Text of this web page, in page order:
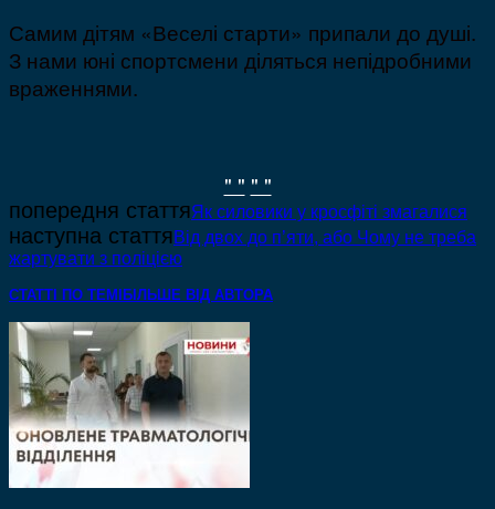
Самим дітям «Веселі старти» припали до душі.
З нами юні спортсмени діляться непідробними
враженнями.
" " " "
попередня статтяЯк силовики у кросфіті змагалися
наступна статтяВід двох до п’яти, або Чому не треба
жартувати з поліцією
СТАТТІ ПО ТЕМІ БІЛЬШЕ ВІД АВТОРА